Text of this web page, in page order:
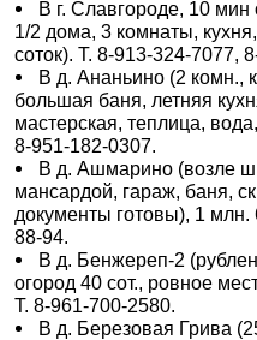
В г. Славгороде, 10
1/2 дома, 3 комнаты,
соток). Т. 8-913-324-7077,
В д. Ананьино (2 комн.,
большая баня, летняя
мастерская, теплица,
8-951-182-0307.
В д. Ашмарино (возле
мансардой, гараж, баня,
документы готовы), 1
88-94.
В д. Бенжереп-2
огород 40 сот., ровное
Т. 8-961-700-2580.
В д. Березовая Грива